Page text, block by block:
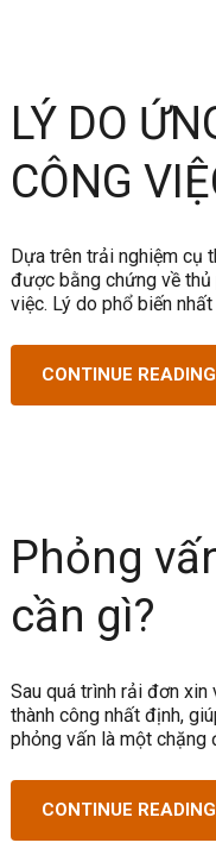
LÝ DO
CÔNG
Dựa trên trải nghiệm cụ
được bằng chứng về
việc. Lý do phổ biến
CONTINUE READING
Phỏng
cần gì?
Sau quá trình rải đơn
thành công nhất định,
phỏng vấn là một chặng
CONTINUE READING